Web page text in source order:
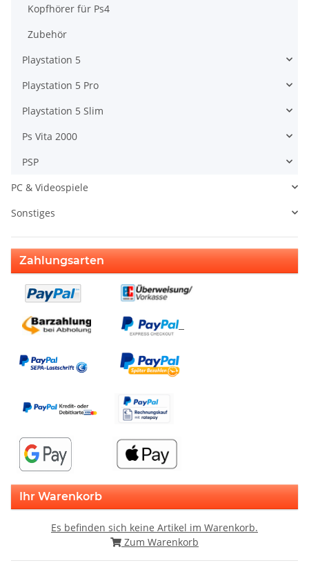
Kopfhörer für Ps4
Zubehör
Playstation 5
Playstation 5 Pro
Playstation 5 Slim
Ps Vita 2000
PSP
PC & Videospiele
Sonstiges
Zahlungsarten
Ihr Warenkorb
Es befinden sich keine Artikel im Warenkorb.
Zum Warenkorb